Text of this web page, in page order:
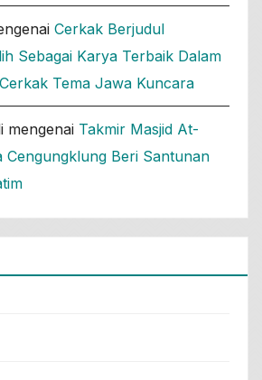
Cerkak Berjudul
Sebagai Karya Terbaik Dalam
Tema Jawa Kuncara
mengenai Takmir Masjid At-
Cengungklung Beri Santunan